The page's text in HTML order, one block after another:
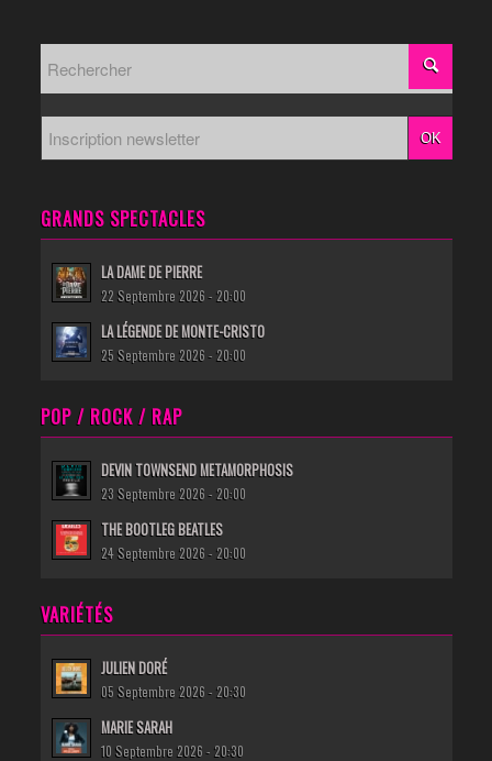
GRANDS SPECTACLES
LA DAME DE PIERRE
22 Septembre 2026 - 20:00
LA LÉGENDE DE MONTE-CRISTO
25 Septembre 2026 - 20:00
POP / ROCK / RAP
DEVIN TOWNSEND METAMORPHOSIS
23 Septembre 2026 - 20:00
THE BOOTLEG BEATLES
24 Septembre 2026 - 20:00
VARIÉTÉS
JULIEN DORÉ
05 Septembre 2026 - 20:30
MARIE SARAH
10 Septembre 2026 - 20:30